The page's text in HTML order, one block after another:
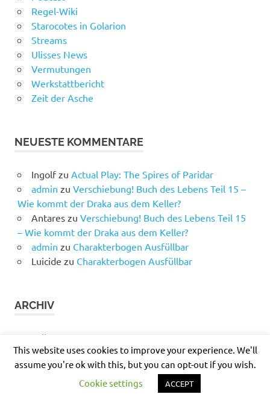
Regel-Wiki
Starocotes in Golarion
Streams
Ulisses News
Vermutungen
Werkstattbericht
Zeit der Asche
NEUESTE KOMMENTARE
Ingolfzu Actual Play: The Spires of Paridar
admin zu Verschiebung! Buch des Lebens Teil 15 –
Wie kommt der Draka aus dem Keller?
Antareszu Verschiebung! Buch des Lebens Teil 15
– Wie kommt der Draka aus dem Keller?
admin zu Charakterbogen Ausfüllbar
Luicide zu Charakterbogen Ausfüllbar
ARCHIV
Juli 2026
Juni 2026
November 2025
Oktober 2025
This website uses cookies to improve your experience. We'll
assume you're ok with this, but you can opt-out if you wish.
Cookie settings
ACCEPT